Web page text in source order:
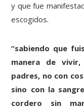
y que fue
escogidos.
“sabiendo que
manera de
padres, no con
sino con la
cordero sin